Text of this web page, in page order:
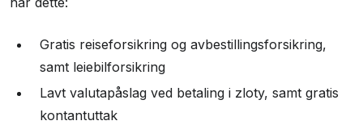
Gratis reiseforsikring og avbestillingsforsikring,
samt leiebilforsikring
Lavt valutapåslag ved betaling i zloty, samt gratis
kontantuttak